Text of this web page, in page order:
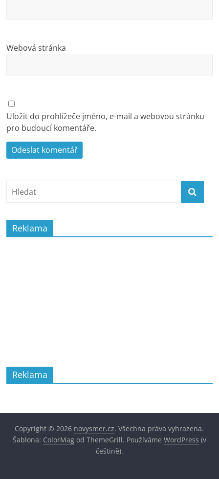
Webová stránka
Uložit do prohlížeče jméno, e-mail a webovou stránku
pro budoucí komentáře.
Reklama
Reklama
Copyright © 2026 novysmer.cz. Všechna práva vyhrazena.
Šablona: ColorMagod ThemeGrill. Používáme WordPress (v
češtině).